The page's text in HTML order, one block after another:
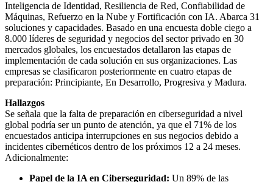
Inteligencia de Identidad, Resiliencia de Red, Confiabilidad de
Máquinas, Refuerzo en la Nube y Fortificación con IA. Abarca 31
soluciones y capacidades. Basado en una encuesta doble ciego a
8.000 líderes de seguridad y negocios del sector privado en 30
mercados globales, los encuestados detallaron las etapas de
implementación de cada solución en sus organizaciones. Las
empresas se clasificaron posteriormente en cuatro etapas de
preparación: Principiante, En Desarrollo, Progresiva y Madura.
Hallazgos
Se señala que la falta de preparación en ciberseguridad a nivel
global podría ser un punto de atención, ya que el 71% de los
encuestados anticipa interrupciones en sus negocios debido a
incidentes cibernéticos dentro de los próximos 12 a 24 meses.
Adicionalmente:
Papel de la IA en Ciberseguridad: Un 89% de las